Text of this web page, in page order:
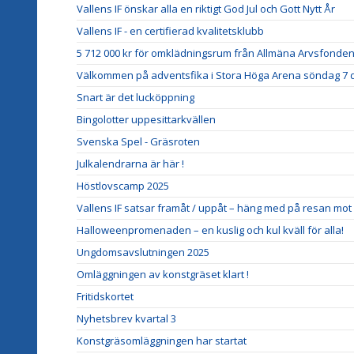
Vallens IF önskar alla en riktigt God Jul och Gott Nytt År
Vallens IF - en certifierad kvalitetsklubb
5 712 000 kr för omklädningsrum från Allmäna
Välkommen på adventsfika i Stora Höga Arena söndag 7
Snart är det lucköppning
Bingolotter uppesittarkvällen
Svenska Spel - Gräsroten
Julkalendrarna är här !
Höstlovscamp 2025
Vallens IF satsar framåt / uppåt – häng med på resan mot
Halloweenpromenaden – en kuslig och kul kväll för alla!
Ungdomsavslutningen 2025
Omläggningen av konstgräset klart !
Fritidskortet
Nyhetsbrev kvartal 3
Konstgräsomläggningen har startat